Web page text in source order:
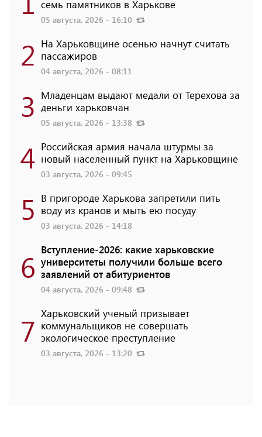
семь памятников в Харькове
05 августа, 2026 - 16:10
2 На Харьковщине осенью начнут считать
пассажиров
04 августа, 2026 - 08:11
3 Младенцам выдают медали от Терехова за
деньги харьковчан
05 августа, 2026 - 13:38
4 Российская армия начала штурмы за
новый населенный пункт на Харьковщине
03 августа, 2026 - 09:45
5 В пригороде Харькова запретили пить
воду из кранов и мыть ею посуду
03 августа, 2026 - 14:18
6 Вступление-2026: какие харьковские
университеты получили больше всего
заявлений от абитуриентов
04 августа, 2026 - 09:48
7 Харьковский ученый призывает
коммунальщиков не совершать
экологическое преступление
03 августа, 2026 - 13:20